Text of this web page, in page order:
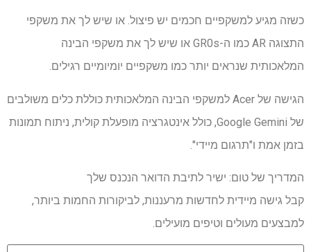
כשזה מגיע למשקפיים חכמים יש פיצול. או שיש לך את משקפי
התצוגה AR כמו ה-GR0s או שיש לך את משקפי הבינה
המלאכותית שנראים יותר כמו משקפיים יומיומיים רגילים.
הגישה של Acer למשקפי הבינה המלאכותית כוללת כלים משולבים
של Google Gemini, כולל אינטגרציה מופעלת קולית, ניתוח תמונות
בזמן אמת ו"תרגום מיידי".
המדריך של טום: ישיר לתיבת הדואר הנכנס שלך
קבל גישה מיידית לחדשות מרעננות, לביקורות החמות ביותר,
למבצעים מעולים וטיפים מועילים.